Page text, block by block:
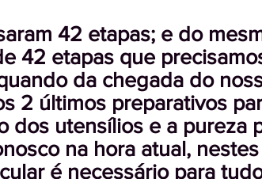
42 etapas; e do
42 etapas que
da chegada do
2 últimos preparativos
dos utensílios e a pureza
na hora atual,
é necessário para